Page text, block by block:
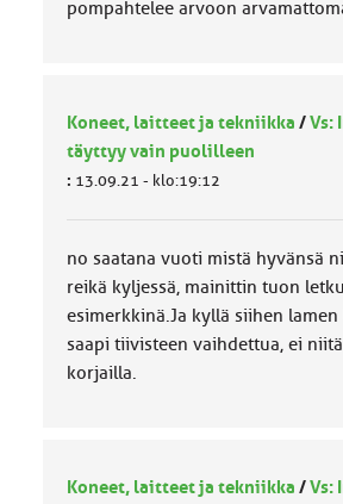
pompahtelee arvoon
Koneet, laitteet ja tekniikka /Vs:
täyttyy vain puolilleen
: 13.09.21 - klo:19:12
no saatana vuoti mistä hyvänsä
reikä kyljessä, mainittin tuon
esimerkkinä.Ja kyllä siihen
saapi tiivisteen vaihdettua, ei
korjailla.
Koneet, laitteet ja tekniikka /Vs: